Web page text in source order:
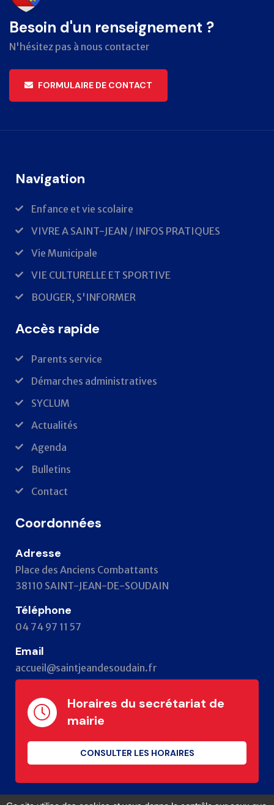
Besoin d'un renseignement ?
N'hésitez pas à nous contacter
FORMULAIRE DE CONTACT
Navigation
Enfance et vie scolaire
VIVRE A SAINT-JEAN / INFOS PRATIQUES
Vie Municipale
VIE CULTURELLE ET SPORTIVE
BOUGER, S'INFORMER
Accès rapide
Parents service
Démarches administratives
SYCLUM
Actualités
Agenda
Bulletins
Contact
Coordonnées
Adresse
Place des Anciens Combattants
38110 SAINT-JEAN-DE-SOUDAIN
Téléphone
04 74 97 11 57
Email
accueil@saintjeandesoudain.fr
Horaires du secrétariat de
mairie
CONSULTER LES HORAIRES